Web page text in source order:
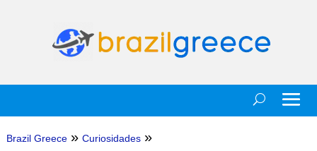
Brazil Greece » Curiosidades »